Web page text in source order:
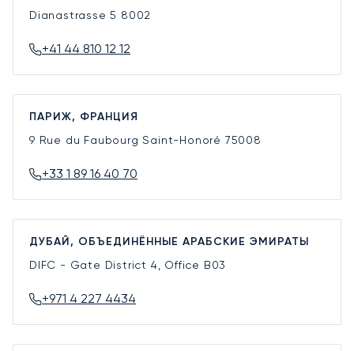
Dianastrasse 5 8002
+41 44 810 12 12
ПАРИЖ, ФРАНЦИЯ
9 Rue du Faubourg Saint-Honoré 75008
+33 1 89 16 40 70
ДУБАЙ, ОБЪЕДИНЁННЫЕ АРАБСКИЕ ЭМИРАТЫ
DIFC - Gate District 4, Office B03
+971 4 227 4434